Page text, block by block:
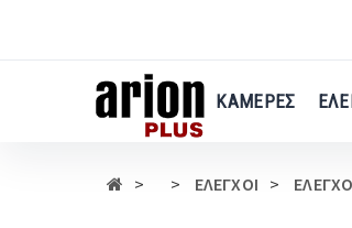
περιεχόμενο
ΚΑΜΕΡΕΣ
ΕΛΕΓΧΟΙ